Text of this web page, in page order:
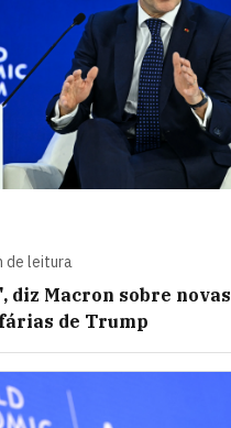
de leitura
diz Macron sobre novas
de Trump